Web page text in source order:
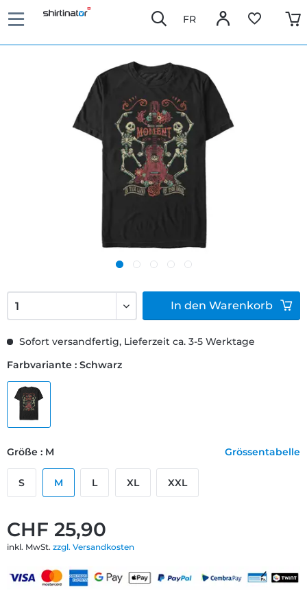
FR
CHF 25,90
inkl. MwSt. zzgl. Versandkosten
Sofort versandfertig, Lieferzeit ca. 3-5 Werktage
Farbvariante : Schwarz
Größe : M Grössentabelle
S M L XL XXL
In den Warenkorb